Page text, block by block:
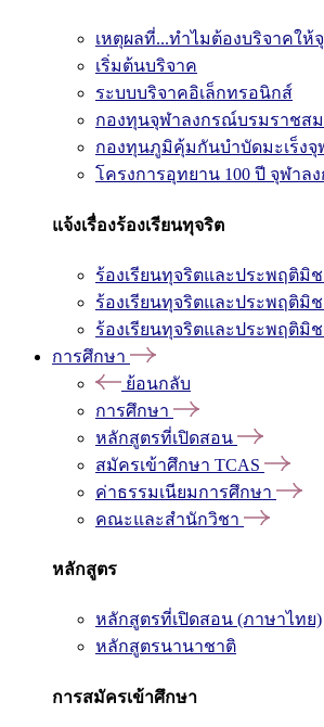
เหตุผลที่...ทำไมต้องบริจาคให้
เริ่มต้นบริจาค
ระบบบริจาคอิเล็กทรอนิกส์
กองทุนจุฬาลงกรณ์บรมราชส
กองทุนภูมิคุ้มกันบำบัดมะเร็งจุ
โครงการอุทยาน 100 ปี จุฬาล
แจ้งเรื่องร้องเรียนทุจริต
ร้องเรียนทุจริตและประพฤติมิ
ร้องเรียนทุจริตและประพฤติมิ
ร้องเรียนทุจริตและประพฤติมิ
การศึกษา
ย้อนกลับ
การศึกษา
หลักสูตรที่เปิดสอน
สมัครเข้าศึกษา TCAS
ค่าธรรมเนียมการศึกษา
คณะและสำนักวิชา
หลักสูตร
หลักสูตรที่เปิดสอน (ภาษาไทย)
หลักสูตรนานาชาติ
การสมัครเข้าศึกษา